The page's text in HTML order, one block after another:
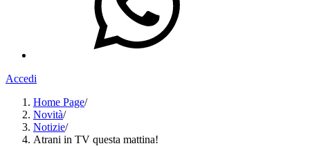
Accedi
Home Page/
Novità/
Notizie/
Atrani in TV questa mattina!